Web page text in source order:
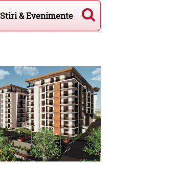
Stiri & Evenimente